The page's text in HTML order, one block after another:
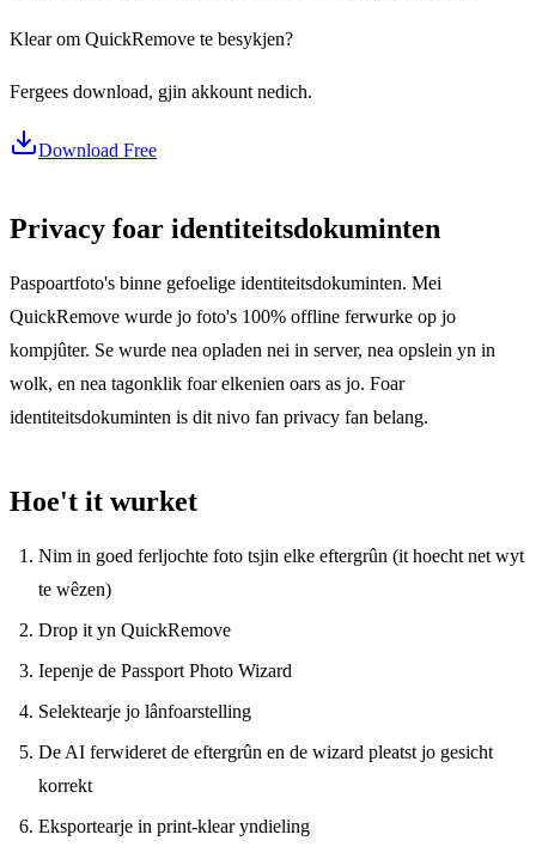
Klear om QuickRemove te besykjen?
Fergees download, gjin akkount nedich.
Download Free
Privacy foar identiteitsdokuminten
Paspoartfoto's binne gefoelige identiteitsdokuminten. Mei
QuickRemove wurde jo foto's 100% offline ferwurke op jo
kompjûter. Se wurde nea opladen nei in server, nea opslein yn in
wolk, en nea tagonklik foar elkenien oars as jo. Foar
identiteitsdokuminten is dit nivo fan privacy fan belang.
Hoe't it wurket
Nim in goed ferljochte foto tsjin elke eftergrûn (it hoecht net wyt
te wêzen)
Drop it yn QuickRemove
Iepenje de Passport Photo Wizard
Selektearje jo lânfoarstelling
De AI ferwideret de eftergrûn en de wizard pleatst jo gesicht
korrekt
Eksportearje in print-klear yndieling